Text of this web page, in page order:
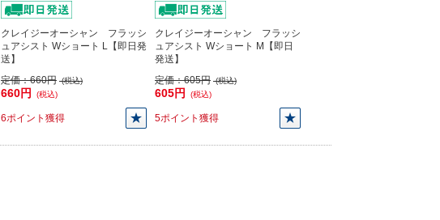
クレイジーオーシャン フラッシ
ュアシスト Wショート L【即日発
送】
定価：660円 (税込)
660円 (税込)
6ポイント獲得
クレイジーオーシャン フラッシ
ュアシスト Wショート M【即日
発送】
定価：605円 (税込)
605円 (税込)
5ポイント獲得